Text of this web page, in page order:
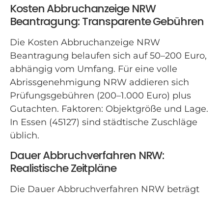
Kosten Abbruchanzeige NRW
Beantragung: Transparente Gebühren
Die Kosten Abbruchanzeige NRW
Beantragung belaufen sich auf 50–200 Euro,
abhängig vom Umfang. Für eine volle
Abrissgenehmigung NRW addieren sich
Prüfungsgebühren (200–1.000 Euro) plus
Gutachten. Faktoren: Objektgröße und Lage.
In Essen (45127) sind städtische Zuschläge
üblich.
Dauer Abbruchverfahren NRW:
Realistische Zeitpläne
Die Dauer Abbruchverfahren NRW beträgt